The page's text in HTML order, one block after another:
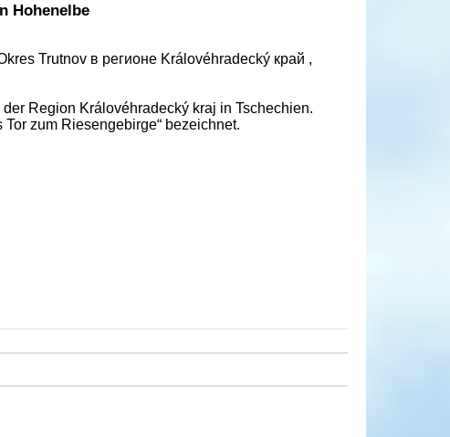
Hohenelbe
Trutnov в регионе Královéhradecký край ,
Region Královéhradecký kraj in Tschechien.
zum Riesengebirge“ bezeichnet.